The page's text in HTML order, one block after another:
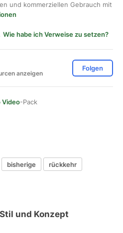
und kommerziellen Gebrauch mit
Wie habe ich Verweise zu setzen?
anzeigen
Folgen
Video-Pack
bisherige
rückkehr
und Konzept